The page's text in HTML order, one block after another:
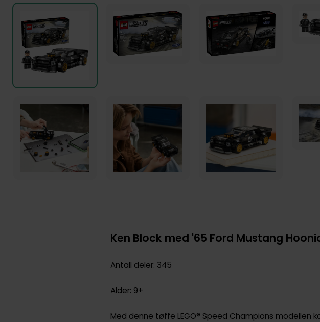
Ken Block med '65 Ford Mustang
Antall deler: 345
Alder: 9+
Med denne tøffe LEGO® Speed Champions modellen